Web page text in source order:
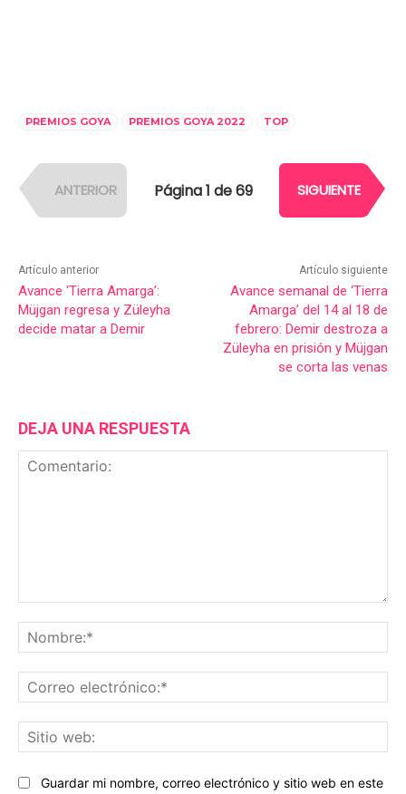
PREMIOS GOYA PREMIOS GOYA 2022 TOP
ANTERIOR Página 1 de 69 SIGUIENTE
Artículo anterior
Avance ‘Tierra Amarga’:
Müjgan regresa y Züleyha
decide matar a Demir
Artículo siguiente
Avance semanal de ‘Tierra
Amarga’ del 14 al 18 de
febrero: Demir destroza a
Züleyha en prisión y Müjgan
se corta las venas
DEJA UNA RESPUESTA
Guardar mi nombre, correo electrónico y sitio web en este